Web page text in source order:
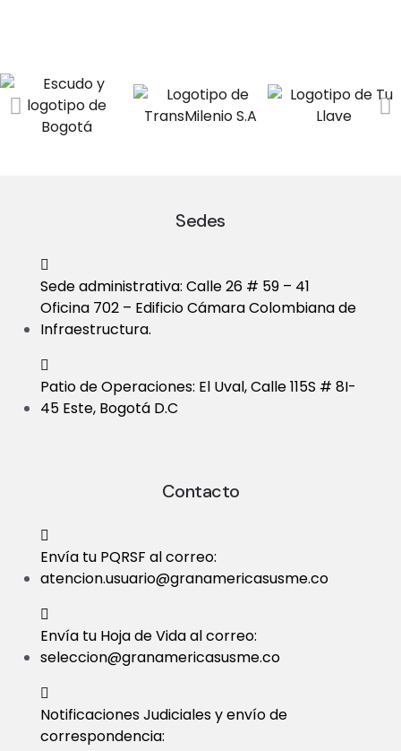
Sedes
Sede administrativa: Calle 26 # 59 – 41
Oficina 702 – Edificio Cámara Colombiana de
Infraestructura.
Patio de Operaciones: El Uval, Calle 115S # 8I-
45 Este, Bogotá D.C
Contacto
Envía tu PQRSF al correo:
atencion.usuario@granamericasusme.co
Envía tu Hoja de Vida al correo:
seleccion@granamericasusme.co
Notificaciones Judiciales y envío de
correspondencia: